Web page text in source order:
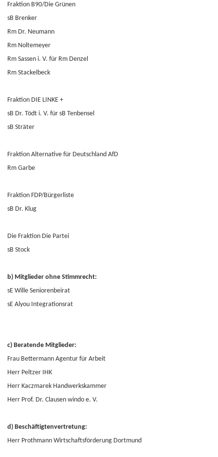
Fraktion B90/Die Grünen
sB Brenker
Rm Dr. Neumann
Rm Noltemeyer
Rm Sassen i. V. für Rm Denzel
Rm Stackelbeck
Fraktion DIE LINKE +
sB Dr. Tödt i. V. für sB Tenbensel
sB Sträter
Fraktion Alternative für Deutschland AfD
Rm Garbe
Fraktion FDP/Bürgerliste
sB Dr. Klug
Die Fraktion Die Partei
sB Stock
b) Mitglieder ohne Stimmrecht:
sE Wille Seniorenbeirat
sE Alyou Integrationsrat
c) Beratende Mitglieder:
Frau Bettermann Agentur für Arbeit
Herr Peltzer IHK
Herr Kaczmarek Handwerkskammer
Herr Prof. Dr. Clausen windo e. V.
d) Beschäftigtenvertretung:
Herr Prothmann Wirtschaftsförderung Dortmund